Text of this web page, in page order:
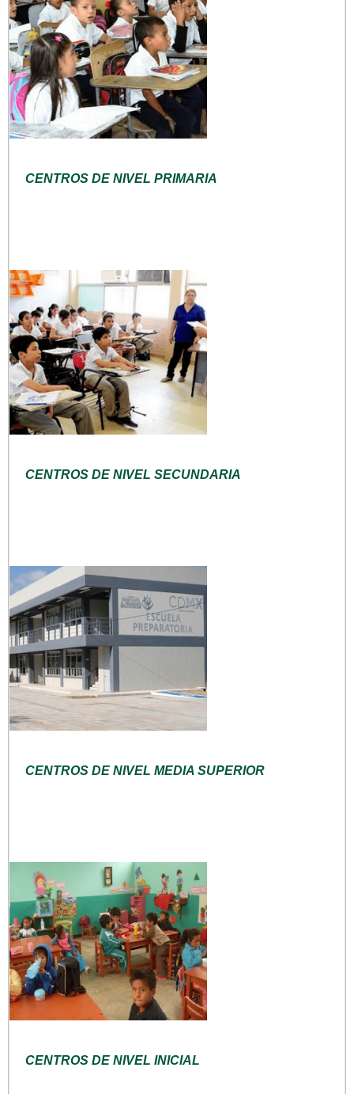
CENTROS DE NIVEL PRIMARIA
CENTROS DE NIVEL SECUNDARIA
CENTROS DE NIVEL MEDIA SUPERIOR
CENTROS DE NIVEL INICIAL